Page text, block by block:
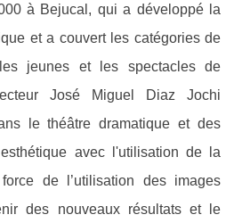
à Bejucal, qui a développé la
et a couvert les catégories de
jeunes et les spectacles de
José Miguel Diaz Jochi
le théâtre dramatique et des
avec l'utilisation de la
de l’utilisation des images
des nouveaux résultats et le